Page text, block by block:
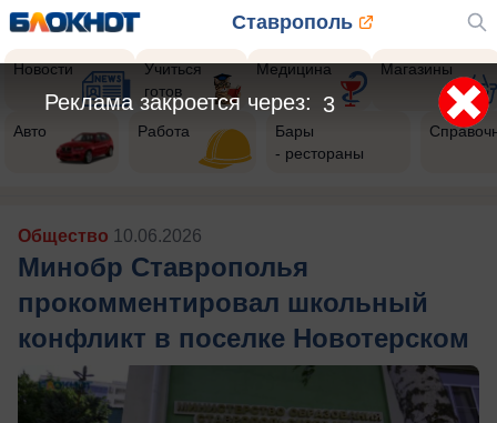
Ставрополь
Новости
Учиться
готов
Медицина Магазины
Авто Работа
Бары
- рестораны
Общество 10.06.2026
Минобр Ставрополья
прокомментировал школьный
конфликт в поселке Новотерском